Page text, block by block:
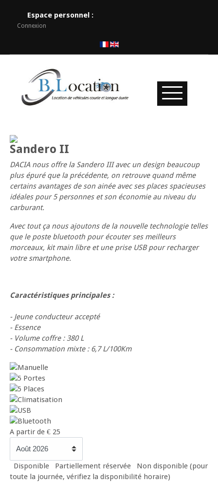
Espace personnel :
Connexion
Sandero II
DACIA nous offre la Sandero III avec un design beaucoup
plus épuré que la précédente, on retrouve quand même
certains avantages de son ainée avec ses places spacieuses
idéales pour 5 personnes et son économie au niveau du
carburant.
Avec tout ça nous ajoutons de la nouvelle technologie telles
que le poste bluetooth pour écouter ses meilleurs
morceaux, kit main libre et une prise USB pour recharger
votre smartphone.
Caractéristiques principales :
- Jeune conducteur accepté
- Essence
- Volume coffre : 380 L
- Consommation mixte : 6,7 L/100Km
A partir de € 25
Disponible Partiellement réservée
Non disponible (pour
toute la journée, vérifiez la disponibilité horaire)